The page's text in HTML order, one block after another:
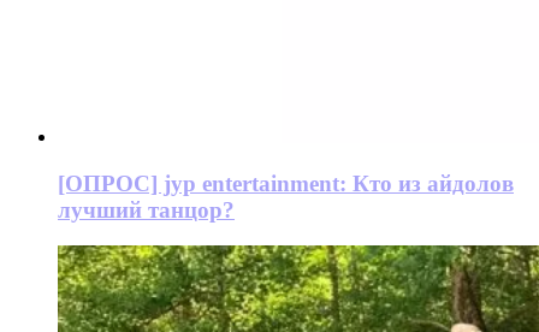
[ОПРОС] jyp entertainment: Кто из айдолов
лучший танцор?